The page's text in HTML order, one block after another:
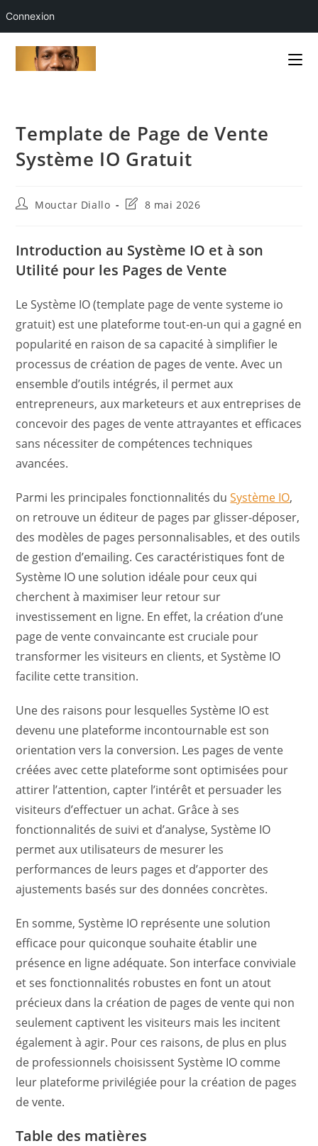
Connexion
Template de Page de Vente
Système IO Gratuit
Auteur/autrice
publication :
Mouctar Diallo
Dernière
la
publication :
8 mai 2026
Introduction au Système IO et à son
Utilité pour les Pages de Vente
Le Système IO (template page de vente systeme io
gratuit) est une plateforme tout-en-un qui a gagné en
popularité en raison de sa capacité à simplifier le
processus de création de pages de vente. Avec un
ensemble d’outils intégrés, il permet aux
entrepreneurs, aux marketeurs et aux entreprises de
concevoir des pages de vente attrayantes et efficaces
sans nécessiter de compétences techniques
avancées.
Parmi les principales fonctionnalités duSystème IO,
on retrouve un éditeur de pages par glisser-déposer,
des modèles de pages personnalisables, et des outils
de gestion d’emailing. Ces caractéristiques font de
Système IO une solution idéale pour ceux qui
cherchent à maximiser leur retour sur
investissement en ligne. En effet, la création d’une
page de vente convaincante est cruciale pour
transformer les visiteurs en clients, et Système IO
facilite cette transition.
Une des raisons pour lesquelles Système IO est
devenu une plateforme incontournable est son
orientation vers la conversion. Les pages de vente
créées avec cette plateforme sont optimisées pour
attirer l’attention, capter l’intérêt et persuader les
visiteurs d’effectuer un achat. Grâce à ses
fonctionnalités de suivi et d’analyse, Système IO
permet aux utilisateurs de mesurer les
performances de leurs pages et d’apporter des
ajustements basés sur des données concrètes.
En somme, Système IO représente une solution
efficace pour quiconque souhaite établir une
présence en ligne adéquate. Son interface conviviale
et ses fonctionnalités robustes en font un atout
précieux dans la création de pages de vente qui non
seulement captivent les visiteurs mais les incitent
également à agir. Pour ces raisons, de plus en plus
de professionnels choisissent Système IO comme
leur plateforme privilégiée pour la création de pages
de vente.
Table des matières